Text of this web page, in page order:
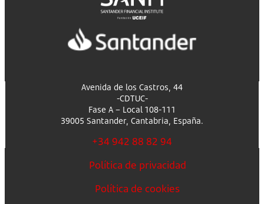
Avenida de los Castros, 44
-CDTUC-
Fase A – Local 108-111
39005 Santander, Cantabria, España.
+34 942 88 82 94
Política de privacidad
Política de cookies